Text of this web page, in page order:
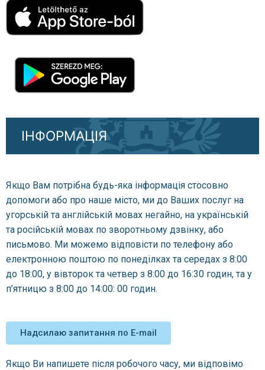
ІНФОРМАЦІЯ
Якщо Вам потрібна будь-яка інформація стосовно
допомоги або про наше місто, ми до Ваших послуг на
угорській та англійській мовах негайно, на українській
та російській мовах по зворотньому дзвінку, або
письмово. Ми можемо відповісти по телефону або
електронною поштою по понеділках та середах з 8:00
до 18:00, у вівторок та четвер з 8:00 до 16:30 годин, та у
п’ятницю з 8:00 до 14:00: 00 годин.
Надсилаю запитання по E-mail
Якщо Ви напишете після робочого часу, ми відповімо